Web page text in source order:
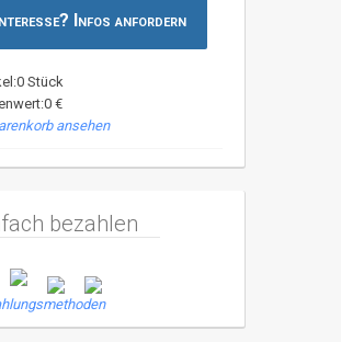
Infos anfordern
Stück
€
ansehen
bezahlen